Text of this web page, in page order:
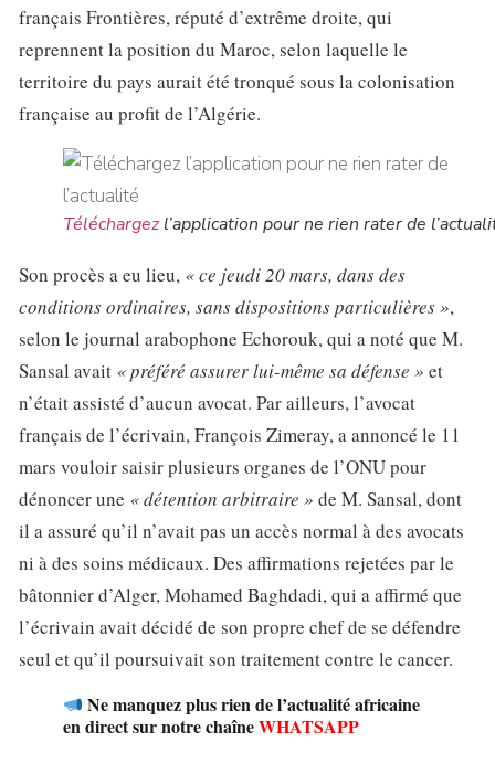
français Frontières, réputé d’extrême droite, qui
reprennent la position du Maroc, selon laquelle le
territoire du pays aurait été tronqué sous la colonisation
française au profit de l’Algérie.
Téléchargezl’application pour ne rien rater de
Son procès a eu lieu, « ce jeudi 20 mars, dans des
conditions ordinaires, sans dispositions particulières »,
selon le journal arabophone Echorouk, qui a noté que M.
Sansal avait « préféré assurer lui-même sa défense » et
n’était assisté d’aucun avocat. Par ailleurs, l’avocat
français de l’écrivain, François Zimeray, a annoncé le 11
mars vouloir saisir plusieurs organes de l’ONU pour
dénoncer une « détention arbitraire » de M. Sansal, dont
il a assuré qu’il n’avait pas un accès normal à des avocats
ni à des soins médicaux. Des affirmations rejetées par le
bâtonnier d’Alger, Mohamed Baghdadi, qui a affirmé que
l’écrivain avait décidé de son propre chef de se défendre
seul et qu’il poursuivait son traitement contre le cancer.
Ne manquez plus rien de l’actualité africaine
en direct sur notre chaîneWHATSAPP